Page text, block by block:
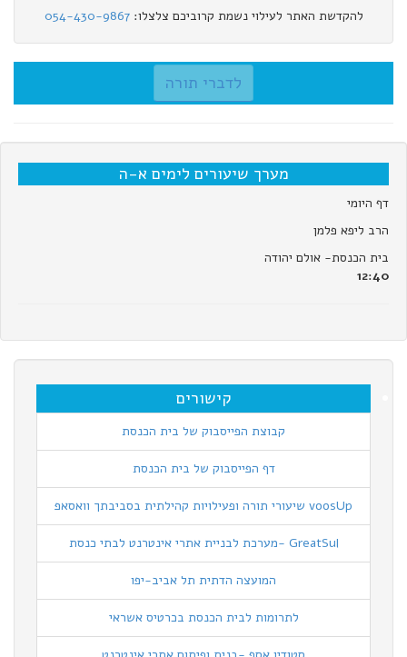
להקדשת האתר לעילוי נשמת קרוביכם צלצלו:054-430-9867
לדברי תורה
מערך שיעורים לימים א-ה
דף היומי
הרב ליפא פלמן
בית הכנסת- אולם יהודה
12:40
קישורים
קבוצת הפייסבוק של בית הכנסת
דף הפייסבוק של בית הכנסת
voosUp שיעורי תורה ופעילויות קהילתית בסביבתך וואסאפ
GreatSul -מערכת לבניית אתרי אינטרנט לבתי כנסת
המועצה הדתית תל אביב-יפו
לתרומות לבית הכנסת בכרטיס אשראי